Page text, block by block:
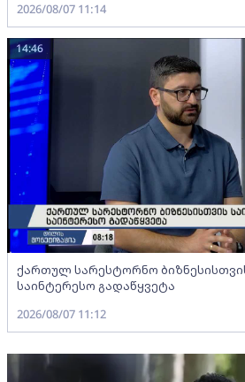
2026/08/07 11:14
ქართულ სარესტორნო
საინტერესო გადაწყვეტა
14:46
2026/08/07 11:12